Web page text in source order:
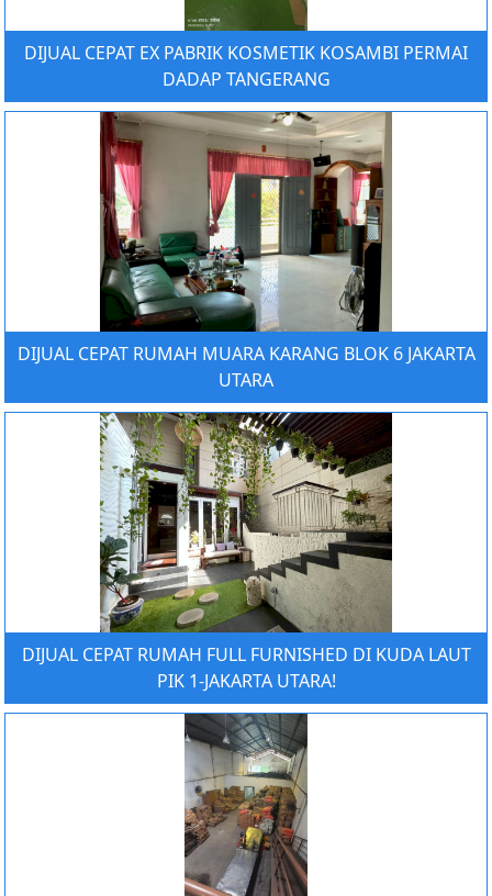
DIJUAL CEPAT EX PABRIK KOSMETIK KOSAMBI PERMAI
DADAP TANGERANG
DIJUAL CEPAT RUMAH MUARA KARANG BLOK 6 JAKARTA
UTARA
DIJUAL CEPAT RUMAH FULL FURNISHED DI KUDA LAUT
PIK 1-JAKARTA UTARA!